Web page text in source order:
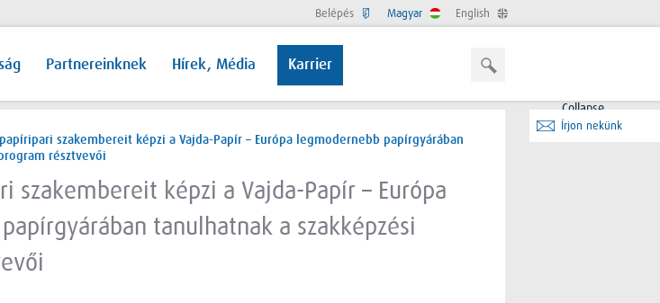
English
Magyar
Belépés
Partnereinknek Hírek, Média Karrier
szakembereit képzi a Vajda-Papír – Európa legmodernebb papírgyárában
résztvevői
szakembereit képzi a Vajda-Papír – Európa
tanulhatnak a szakképzési
Collapse
Írjon nekünk